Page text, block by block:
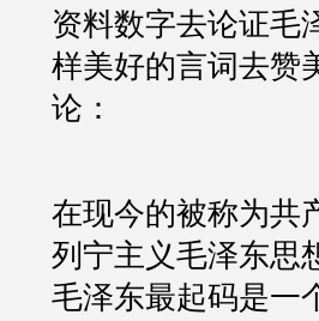
资料数字去论证毛
样美好的言词去赞
论：
在现今的被称为共
列宁主义毛泽东思
毛泽东最起码是一